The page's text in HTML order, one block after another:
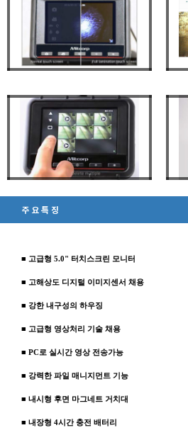
주요특징
■ 고급형 5.0" 터치스크린 모니터
■ 고해상도 디지털 이미지센서 채용
■ 강한 내구성의 하우징
■ 고급형 영상처리 기술 채용
■ PC로 실시간 영상 전송가능
■ 강력한 파일 매니지먼트 기능
■ 내시형 후면 마그네트 거치대
■ 내장형 4시간 충전 배터리